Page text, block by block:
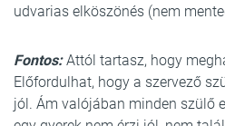
udvarias elköszönés (nem
Fontos:Attól tartasz, hogy
Előfordulhat, hogy a szervező
jól. Ám valójában minden szülő